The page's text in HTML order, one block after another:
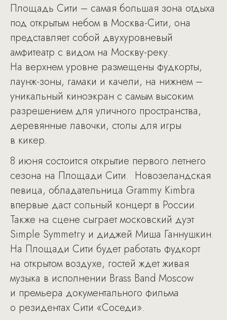
Площадь Сити – самая большая зона отдыха
под открытым небом в Москва-Сити, она
представляет собой двухуровневый
амфитеатр с видом на Москву-реку.
На верхнем уровне размещены фудкорты,
лаунж-зоны, гамаки и качели, на нижнем –
уникальный киноэкран с самым высоким
разрешением для уличного пространства,
деревянные лавочки, столы для игры
в кикер.
8 июня состоится открытие первого летнего
сезона на Площади Сити. Новозеландская
певица, обладательница Grammy Kimbra
впервые даст сольный концерт в России.
Также на сцене сыграет московский дуэт
Simple Symmetry и диджей Миша Ганнушкин.
На Площади Сити будет работать фудкорт
на открытом воздухе, гостей ждет живая
музыка в исполнении Brass Band Moscow
и премьера документального фильма
о резидентах Сити «Соседи».